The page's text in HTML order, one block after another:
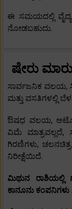
ಈ ಸಮಯದಲ್ಲಿ
ನೋಡಬಹುದು.
ಷೇರು
ಸಾರ್ವಜನಿಕ ವಲಯ,
ಮತ್ತು ವಸತಿಗಳಲ್ಲಿ
ಔಷಧ ವಲಯ,
ವಿಮೆ ಮಾತ್ರವಲ್ಲದೆ,
ಗಿರಣಿಗಳು,
ನಿರೀಕ್ಷೆಯಿದೆ.
ಮಿಥುನ ರಾಶಿಯಲ್ಲಿ
ಕಾನೂನು ಕಂಪನಿಗಳು